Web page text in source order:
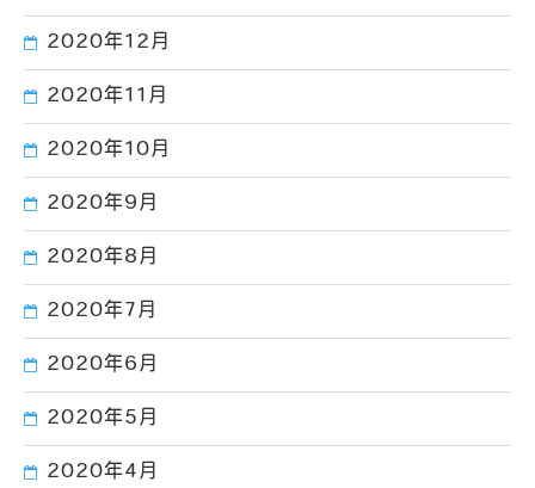
2020年12月
2020年11月
2020年10月
2020年9月
2020年8月
2020年7月
2020年6月
2020年5月
2020年4月